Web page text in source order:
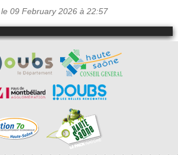
09 February 2026 à 22:57